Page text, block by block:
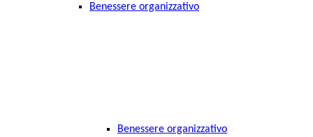
Benessere organizzativo
Benessere organizzativo